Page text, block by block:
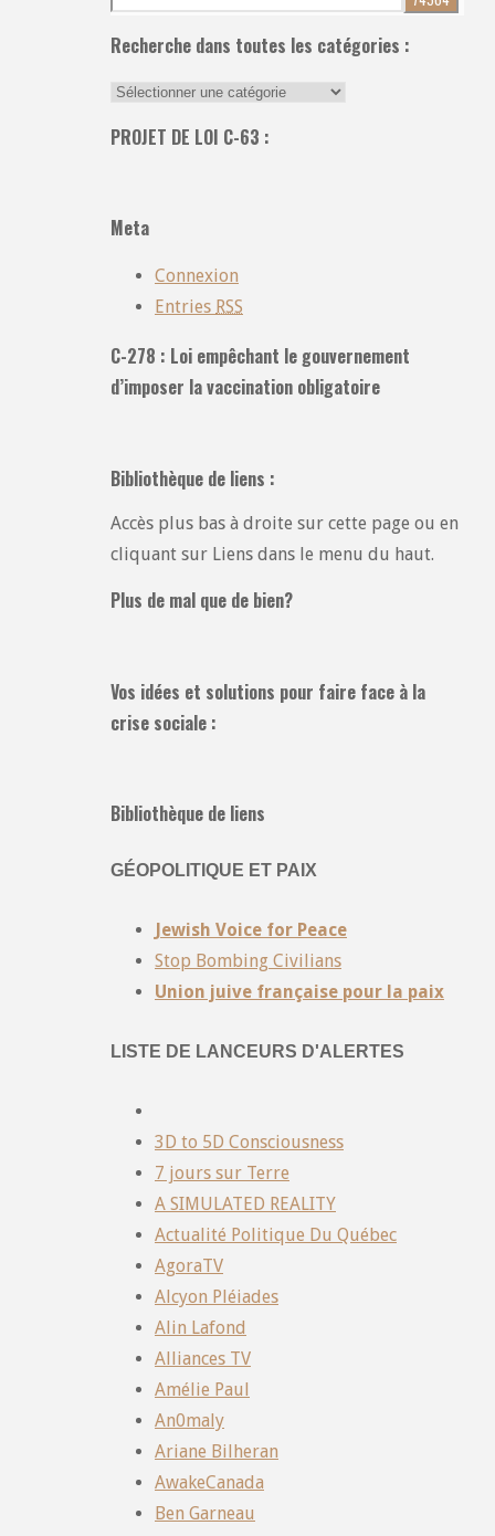
Recherche dans toutes les catégories :
Recherche
toutes
PROJET DE LOI C-63 :
Meta
Connexion
Entries RSS
C-278 : Loi empêchant le gouvernement
d’imposer la vaccination obligatoire
Bibliothèque de liens :
Accès plus bas à droite sur cette page ou en
cliquant sur Liens dans le menu du haut.
Plus de mal que de bien?
Vos idées et solutions pour faire face à la
crise sociale :
Bibliothèque de liens
GÉOPOLITIQUE ET PAIX
Jewish Voice for Peace
Stop Bombing Civilians
Union juive française pour la paix
LISTE DE LANCEURS D'ALERTES
3D to 5D Consciousness
7 jours sur Terre
A SIMULATED REALITY
Actualité Politique Du Québec
AgoraTV
Alcyon Pléiades
Alin Lafond
Alliances TV
Amélie Paul
An0maly
Ariane Bilheran
AwakeCanada
Ben Garneau